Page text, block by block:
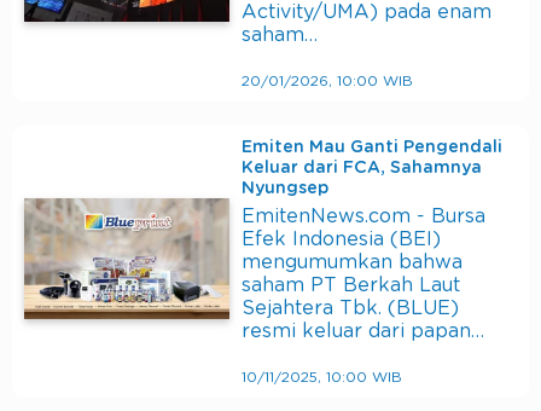
Activity/UMA) pada enam
saham…
20/01/2026, 10:00 WIB
Emiten Mau Ganti Pengendali
Keluar dari FCA, Sahamnya
Nyungsep
EmitenNews.com - Bursa
Efek Indonesia (BEI)
mengumumkan bahwa
saham PT Berkah Laut
Sejahtera Tbk. (BLUE)
resmi keluar dari papan…
10/11/2025, 10:00 WIB